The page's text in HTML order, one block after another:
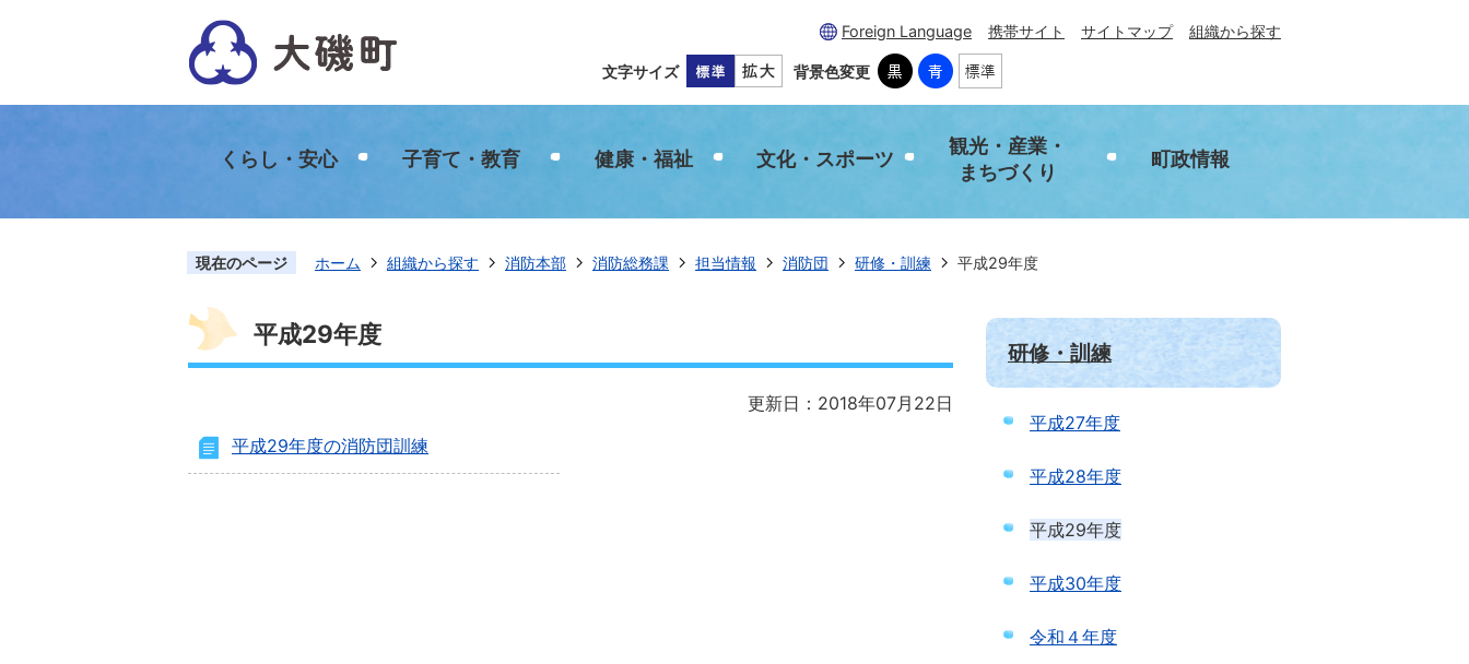
Foreign Language 携帯サイト サイトマップ 組織から探す
文字サイズ 背景色変更
くらし・安心 子育て・教育 健康・福祉 文化・スポーツ
観光・産業・
まちづくり
町政情報
現在のページ ホーム 組織から探す 消防本部 消防総務課 担当情報 消防団 研修・訓練 平成29年度
平成29年度
更新日：2018年07月22日
平成29年度の消防団訓練
研修・訓練
平成27年度
平成28年度
平成29年度
平成30年度
令和４年度